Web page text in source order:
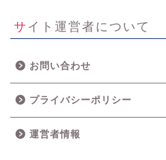
サイト運営者について
お問い合わせ
プライバシーポリシー
運営者情報